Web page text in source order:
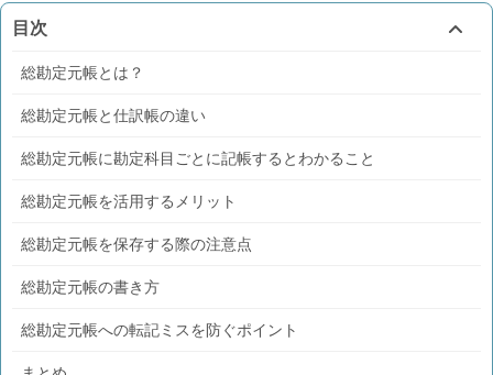
目次
総勘定元帳とは？
総勘定元帳と仕訳帳の違い
総勘定元帳に勘定科目ごとに記帳するとわかること
総勘定元帳を活用するメリット
総勘定元帳を保存する際の注意点
総勘定元帳の書き方
総勘定元帳への転記ミスを防ぐポイント